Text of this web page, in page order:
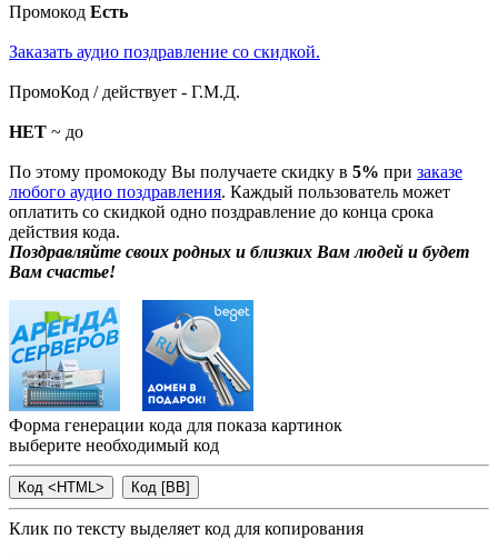
Промокод Есть
Заказать аудио поздравление со скидкой.
ПромоКод / действует - Г.М.Д.
НЕТ ~ до
По этому промокоду Вы получаете скидку в 5% при заказе
любого аудио поздравления. Каждый пользователь может
оплатить со скидкой одно поздравление до конца срока
действия кода.
Поздравляйте своих родных и близких Вам людей и будет
Вам счастье!
Форма генерации кода для показа картинок
выберите необходимый код
Клик по тексту выделяет код для копирования